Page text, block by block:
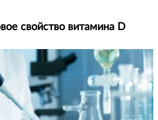
свойство витамина D